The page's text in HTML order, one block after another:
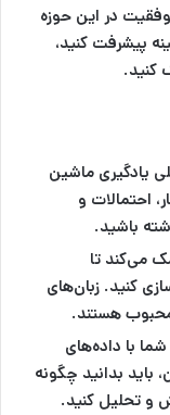
در این حوزه
پیشرفت کنید،
کنید.
یادگیری ماشین
احتمالات و
باشید.
می‌کند تا
کنید. زبان‌های
با داده‌های
باید بدانید چگونه
و تحلیل کنید.